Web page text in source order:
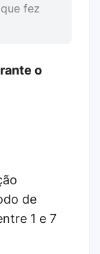
fez
o
de
1 e 7